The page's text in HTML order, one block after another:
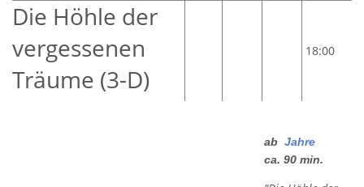
Die Höhle der
vergessenen
Träume (3-D)
18:00
ab Jahre
ca. 90 min.